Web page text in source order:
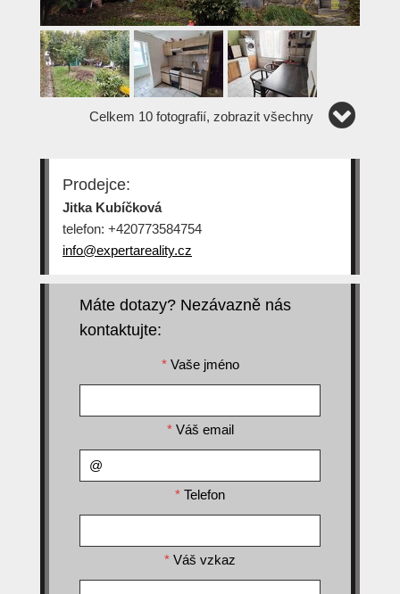
Celkem 10 fotografií, zobrazit všechny
Prodejce:
Jitka Kubíčková
telefon: +420773584754
info@expertareality.cz
Máte dotazy? Nezávazně nás
kontaktujte:
*Vaše jméno
*Váš email
* Telefon
* Váš vzkaz